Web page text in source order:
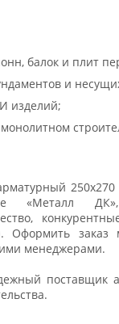
балок и плит
и
изделий;
«Металл
Оформить
менеджерами.
поставщик